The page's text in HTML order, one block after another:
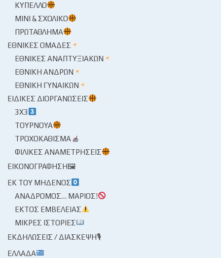
ΚΎΠΕΛΛΟ
ΜΊΝΙ & ΣΧΟΛΙΚΌ
ΠΡΩΤΆΘΛΗΜΑ
ΕΘΝΙΚΈΣ ΟΜΆΔΕΣ
ΕΘΝΙΚΈΣ ΑΝΑΠΤΥΞΙΑΚΏΝ
ΕΘΝΙΚΉ ΑΝΔΡΏΝ
ΕΘΝΙΚΉ ΓΥΝΑΙΚΏΝ
ΕΙΔΙΚΈΣ ΔΙΟΡΓΑΝΏΣΕΙΣ
3X3
ΤΟΥΡΝΟΥΆ
ΤΡΟΧΟΚΆΘΙΣΜΑ
ΦΙΛΙΚΈΣ ΑΝΑΜΕΤΡΉΣΕΙΣ
ΕΙΚΟΝΟΓΡΆΦΗΣΗ🖼
ΕΚ ΤΟΥ ΜΗΔΕΝΌΣ
ΑΝΆΔΡΟΜΟΣ… ΜΆΡΙΟΣ!
ΕΚΤΌΣ ΕΜΒΈΛΕΙΑΣ
ΜΙΚΡΈΣ ΙΣΤΟΡΊΕΣ
ΕΚΔΗΛΏΣΕΙΣ / ΔΙΆΣΚΕΨΗ🎙
ΕΛΛΆΔΑ